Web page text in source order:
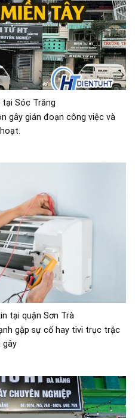
tại Sóc Trăng
gây gián đoạn công việc và
tại quận Sơn Trà
gặp sự cố hay tivi trục trặc
gây